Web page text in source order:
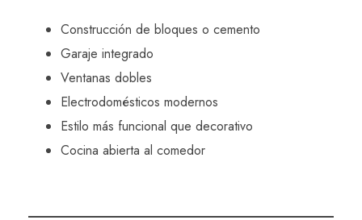
Construcción de bloques o cemento
Garaje integrado
Ventanas dobles
Electrodomésticos modernos
Estilo más funcional que decorativo
Cocina abierta al comedor